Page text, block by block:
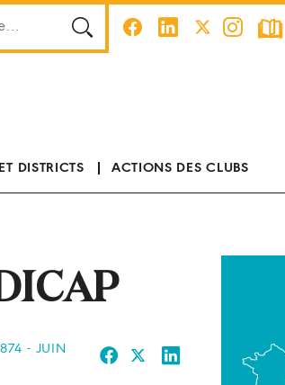
DISTRICTS ACTIONS DES CLUBS
- JUIN